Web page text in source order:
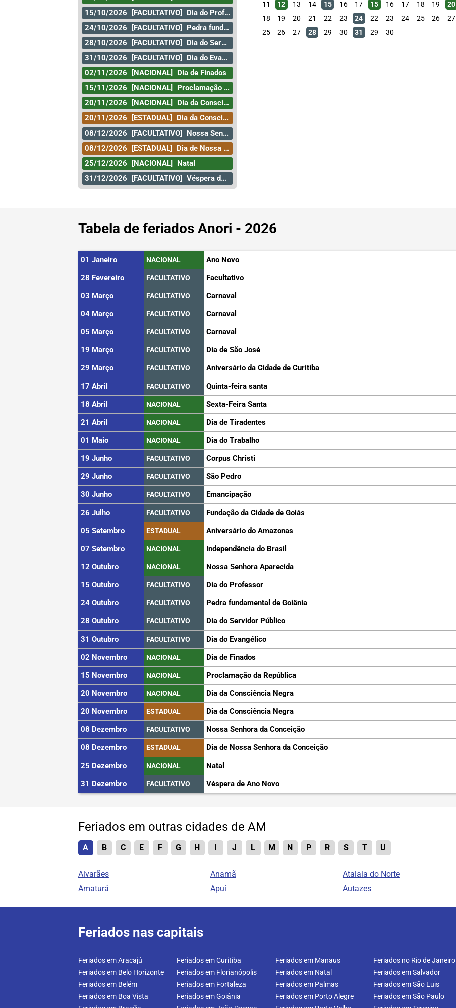
15/10/2026
[FACULTATIVO]
Dia do Professor
24/10/2026
[FACULTATIVO]
Pedra fundamental de Goiânia
28/10/2026
[FACULTATIVO]
Dia do Servidor Público
31/10/2026
[FACULTATIVO]
Dia do Evangélico
02/11/2026
[NACIONAL]
Dia de Finados
15/11/2026
[NACIONAL]
Proclamação da República
20/11/2026
[NACIONAL]
Dia da Consciência Negra
20/11/2026
[ESTADUAL]
Dia da Consciência Negra
08/12/2026
[FACULTATIVO]
Nossa Senhora da Conceição
08/12/2026
[ESTADUAL]
Dia de Nossa Senhora da Conceição
25/12/2026
[NACIONAL]
Natal
31/12/2026
[FACULTATIVO] Véspera de Ano Novo
11
12 13 14 15 16
17
18
19 20 21 22 23
24
25
26 27 28 29 30 31
15
16 17 18 19 20
22
23 24 25 26 27
29
30
Tabela de feriados Anori - 2026
01 Janeiro NACIONAL
Ano Novo
28 Fevereiro
FACULTATIVO
Facultativo
03 Março
FACULTATIVO
Carnaval
04 Março
FACULTATIVO
Carnaval
05 Março
FACULTATIVO
Carnaval
19 Março
FACULTATIVO
Dia de São José
29 Março
FACULTATIVO
Aniversário da Cidade de Curitiba
17 Abril
FACULTATIVO
Quinta-feira santa
18 Abril
NACIONAL
Sexta-Feira Santa
21 Abril
NACIONAL
Dia de Tiradentes
01 Maio
NACIONAL
Dia do Trabalho
19 Junho
FACULTATIVO
Corpus Christi
29 Junho
FACULTATIVO
São Pedro
30 Junho
FACULTATIVO
Emancipação
26 Julho
FACULTATIVO
Fundação da Cidade de Goiás
05 Setembro
ESTADUAL
Aniversário do Amazonas
07 Setembro
NACIONAL
Independência do Brasil
12 Outubro
NACIONAL
Nossa Senhora Aparecida
15 Outubro
FACULTATIVO
Dia do Professor
24 Outubro
FACULTATIVO
Pedra fundamental de Goiânia
28 Outubro
FACULTATIVO
Dia do Servidor Público
31 Outubro
FACULTATIVO
Dia do Evangélico
02 Novembro
NACIONAL
Dia de Finados
15 Novembro
NACIONAL
Proclamação da República
20 Novembro
NACIONAL
Dia da Consciência Negra
20 Novembro
ESTADUAL
Dia da Consciência Negra
08 Dezembro
FACULTATIVO
Nossa Senhora da Conceição
08 Dezembro
ESTADUAL
Dia de Nossa Senhora da Conceição
25 Dezembro
NACIONAL
Natal
31 Dezembro
FACULTATIVO Véspera de Ano Novo
Feriados em outras cidades de AM
A B C E F G H I J L M N P R S T U
Alvarães
Amaturá
Anamã
Apuí
Atalaia do Norte
Autazes
Feriados nas capitais
Feriados em Aracajú
Feriados em Belo Horizonte
Feriados em Belém
Feriados em Boa Vista
Feriados em Curitiba
Feriados em Florianópolis
Feriados em Fortaleza
Feriados em Goiânia
Feriados em Manaus
Feriados em Natal
Feriados em Palmas
Feriados em Porto Alegre
Feriados no Rio de Janeiro
Feriados em Salvador
Feriados em São Luis
Feriados em São Paulo